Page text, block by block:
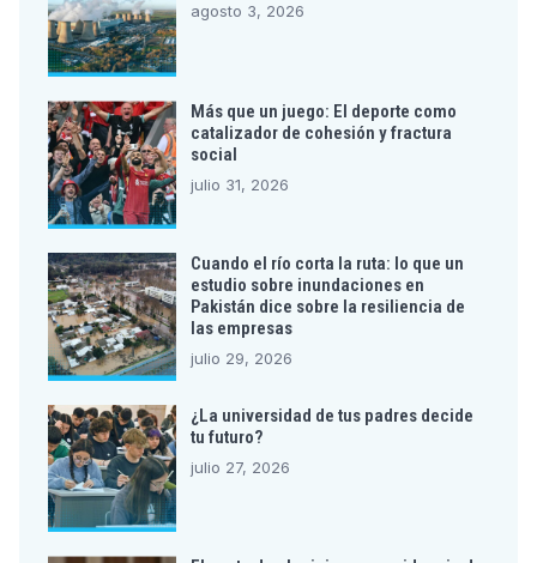
agosto 3, 2026
Más que un juego: El deporte como
catalizador de cohesión y fractura
social
julio 31, 2026
Cuando el río corta la ruta: lo que un
estudio sobre inundaciones en
Pakistán dice sobre la resiliencia de
las empresas
julio 29, 2026
¿La universidad de tus padres decide
tu futuro?
julio 27, 2026